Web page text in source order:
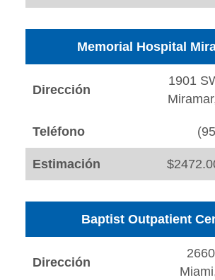
Memorial Hospital
Dirección
1901
Teléfono
Estimación
Baptist Outpatient
Dirección